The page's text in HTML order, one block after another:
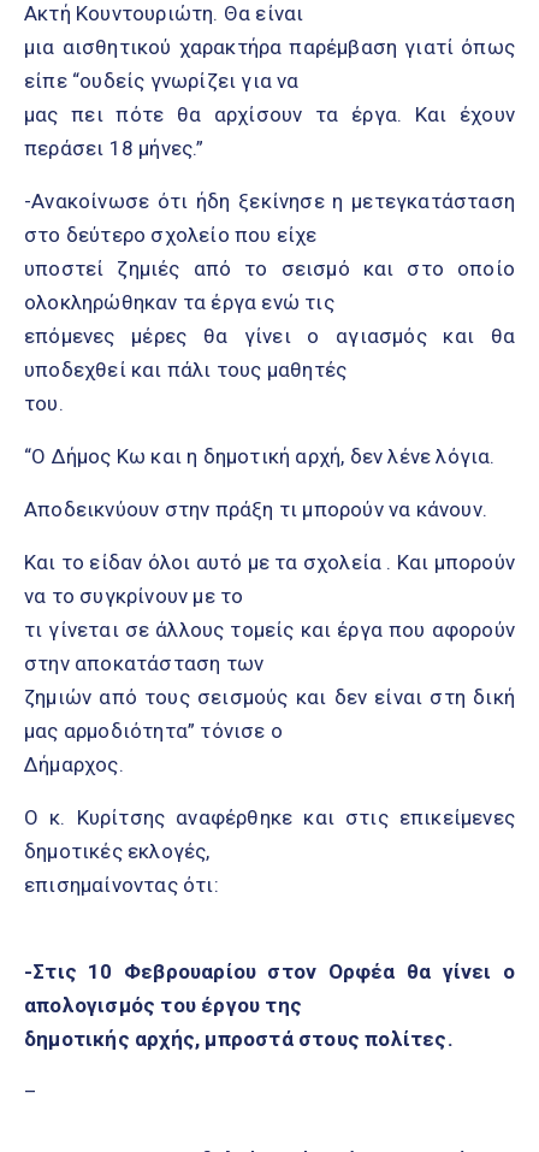
Ακτή Κουντουριώτη. Θα είναι
μια αισθητικού χαρακτήρα παρέμβαση γιατί όπως
είπε “ουδείς γνωρίζει για να
μας πει πότε θα αρχίσουν τα έργα. Και έχουν
περάσει 18 μήνες.”
-Ανακοίνωσε ότι ήδη ξεκίνησε η μετεγκατάσταση
στο δεύτερο σχολείο που είχε
υποστεί ζημιές από το σεισμό και στο οποίο
ολοκληρώθηκαν τα έργα ενώ τις
επόμενες μέρες θα γίνει ο αγιασμός και θα
υποδεχθεί και πάλι τους μαθητές
του.
“Ο Δήμος Κω και η δημοτική αρχή, δεν λένε λόγια.
Αποδεικνύουν στην πράξη τι μπορούν να κάνουν.
Και το είδαν όλοι αυτό με τα σχολεία . Και μπορούν
να το συγκρίνουν με το
τι γίνεται σε άλλους τομείς και έργα που αφορούν
στην αποκατάσταση των
ζημιών από τους σεισμούς και δεν είναι στη δική
μας αρμοδιότητα” τόνισε ο
Δήμαρχος.
Ο κ. Κυρίτσης αναφέρθηκε και στις επικείμενες
δημοτικές εκλογές,
επισημαίνοντας ότι:
-Στις 10 Φεβρουαρίου στον Ορφέα θα γίνει ο
απολογισμός του έργου της
δημοτικής αρχής, μπροστά στους πολίτες.
–